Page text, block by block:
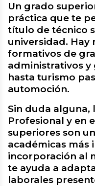
Un grado
práctica que te
título de técnico
universidad.
formativos de
administrativos y
hasta turismo
automoción.
Sin duda alguna,
Profesional y en
superiores son
académicas más
incorporación al
te ayuda a
laborales